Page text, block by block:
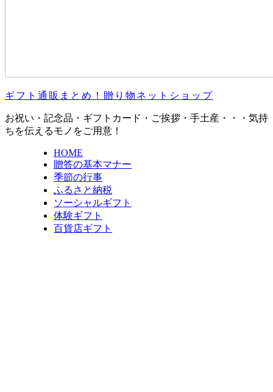
ギフト通販まとめ！贈り物ネットショップ
お祝い・記念品・ギフトカード・ご挨拶・手土産・・・気持
ちを伝えるモノをご用意！
HOME
贈答の基本マナー
季節の行事
ふるさと納税
ソーシャルギフト
体験ギフト
百貨店ギフト